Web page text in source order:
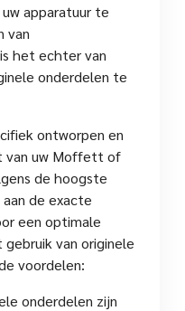
apparatuur te
van
het echter van
onderdelen te
ontworpen en
van uw Moffett of
de hoogste
de exacte
een optimale
van originele
voordelen:
onderdelen zijn